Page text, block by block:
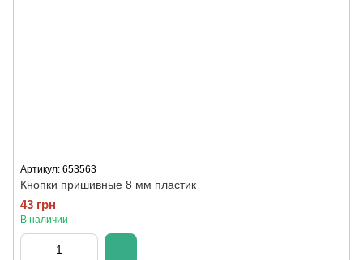
Артикул: 653563
Кнопки пришивные 8 мм пластик
43 грн
В наличии